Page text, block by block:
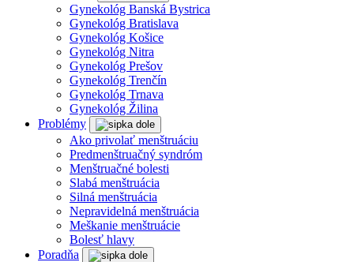
Gynekológ Banská Bystrica
Gynekológ Bratislava
Gynekológ Košice
Gynekológ Nitra
Gynekológ Prešov
Gynekológ Trenčín
Gynekológ Trnava
Gynekológ Žilina
Problémy
Ako privolať menštruáciu
Predmenštruačný syndróm
Menštruačné bolesti
Slabá menštruácia
Silná menštruácia
Nepravidelná menštruácia
Meškanie menštruácie
Bolesť hlavy
Poradňa